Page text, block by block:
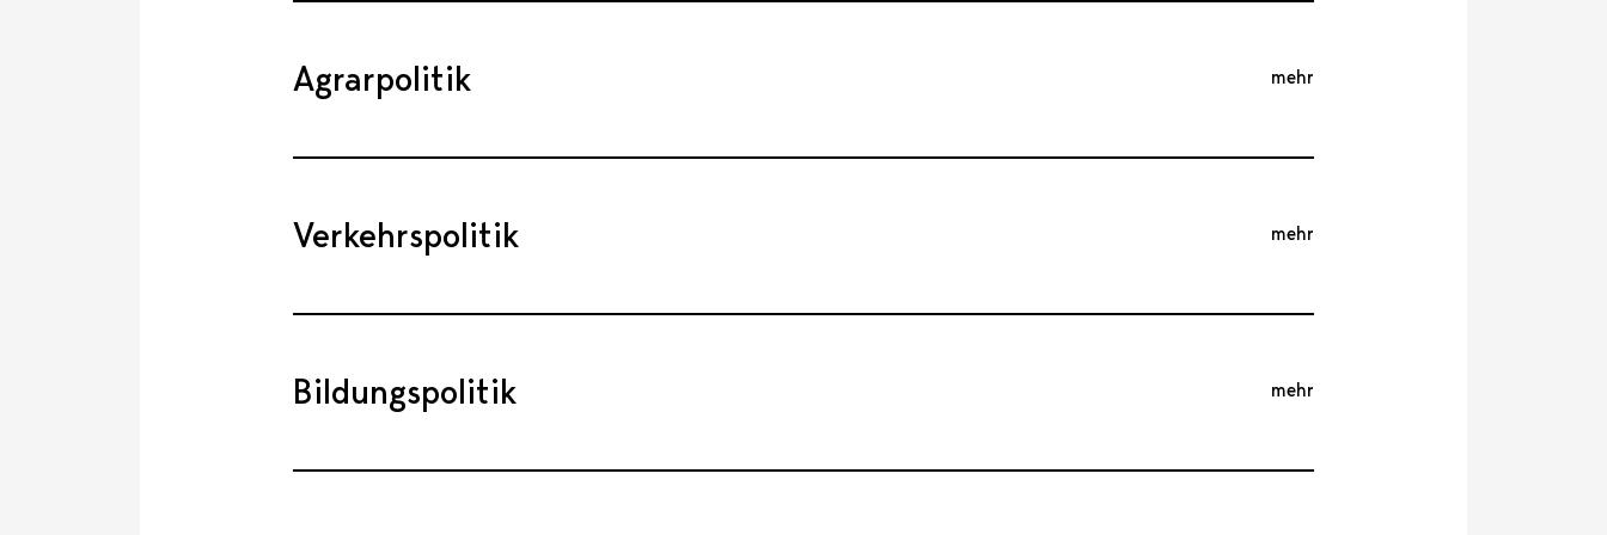
Agrarpolitik mehr
Verkehrspolitik mehr
Bildungspolitik mehr